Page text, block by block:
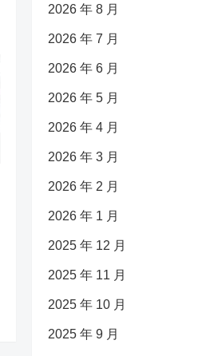
2026 年 8 月
2026 年 7 月
2026 年 6 月
2026 年 5 月
2026 年 4 月
2026 年 3 月
2026 年 2 月
2026 年 1 月
2025 年 12 月
2025 年 11 月
2025 年 10 月
2025 年 9 月